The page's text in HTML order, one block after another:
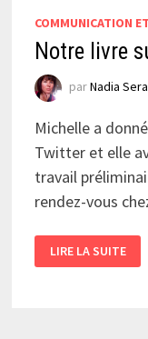
COMMUNICATION
Notre livre
parNadia
Michelle a
Twitter et elle
travail
rendez-vous
NOTRE
LIVRE
SUR
LIRE LA SUITE